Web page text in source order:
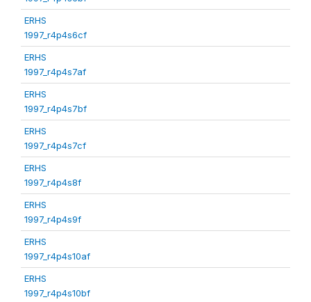
ERHS
1997_r4p4s6cf
ERHS
1997_r4p4s7af
ERHS
1997_r4p4s7bf
ERHS
1997_r4p4s7cf
ERHS
1997_r4p4s8f
ERHS
1997_r4p4s9f
ERHS
1997_r4p4s10af
ERHS
1997_r4p4s10bf